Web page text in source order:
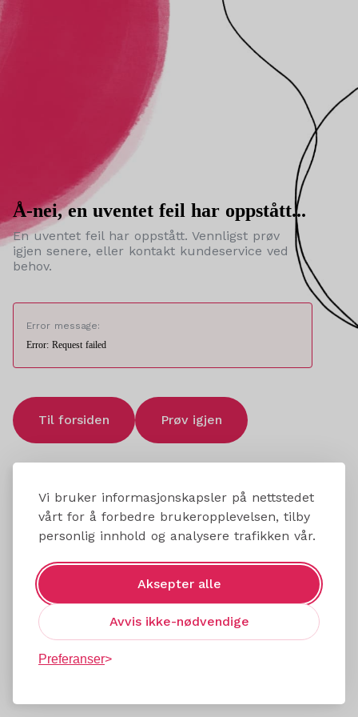
Vi bruker informasjonskapsler på nettstedet
vårt for å forbedre brukeropplevelsen, tilby
personlig innhold og analysere trafikken vår.
Aksepter alle
Avvis ikke-nødvendige
Preferanser
Å-nei, en uventet feil har oppstått...
En uventet feil har oppstått. Vennligst prøv
igjen senere, eller kontakt kundeservice ved
behov.
Error message:
Error: Request failed
Til forsiden Prøv igjen